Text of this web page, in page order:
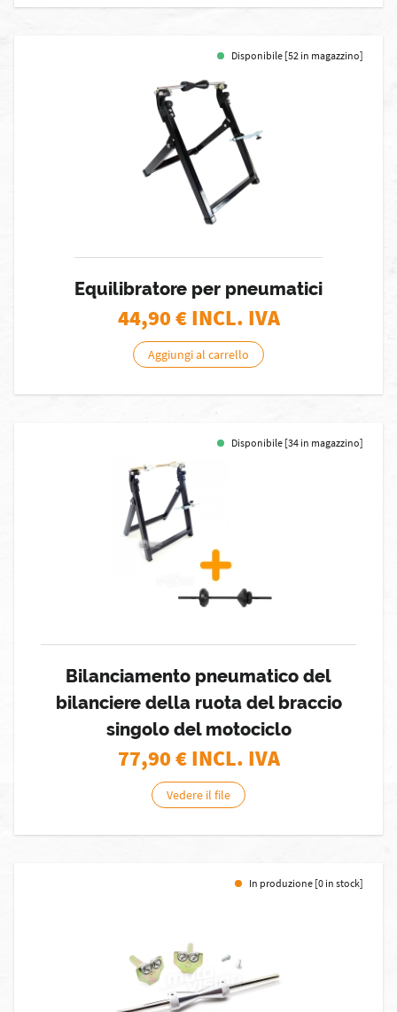
Disponibile [52 in magazzino]
Equilibratore per pneumatici
44,90€ INCL. IVA
Aggiungi al carrello
Disponibile [34 in magazzino]
Bilanciamento pneumatico del
bilanciere della ruota del braccio
singolo del motociclo
77,90€ INCL. IVA
Vedere il file
In produzione [0 in stock]